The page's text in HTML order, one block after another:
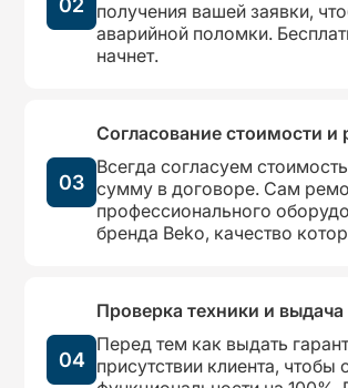
02
получения вашей заявки,
аварийной поломки.
начнет.
03
Согласование стоимости и
Всегда согласуем
сумму в договоре. Сам
профессионального
бренда Beko, качество
04
Проверка техники и выдача
Перед тем как выдать
присутствии клиента,